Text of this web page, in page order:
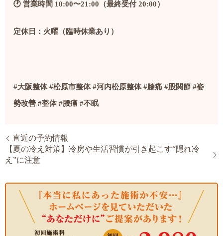
🕐 営業時間 10:00〜21:00（最終受付 20:00）
定休日：火曜（臨時休業あり）
#大阪整体 #松原市整体 #河内松原整体 #膝痛 #股関節 #姿
勢改善 #整体 #腰痛 #不眠
直近の予約情報
【夏の冷え対策】冷房や生活習慣が引き起こす“隠れ冷
え”に注意